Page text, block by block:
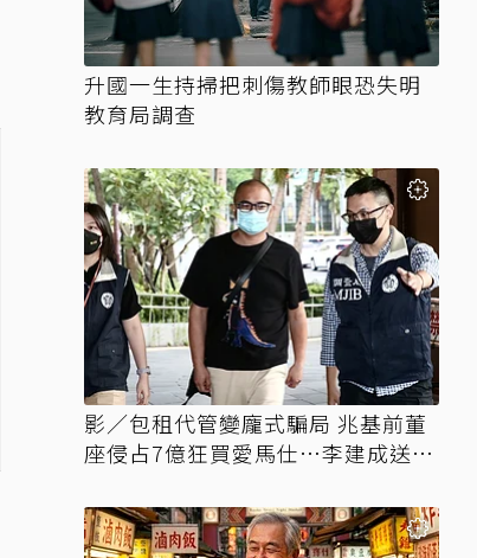
升國一生持掃把刺傷教師眼恐失明
教育局調查
影／包租代管變龐式騙局 兆基前董
座侵占7億狂買愛馬仕…李建成送北